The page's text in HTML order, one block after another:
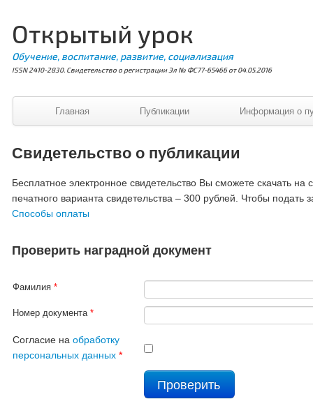
Открытый урок
Обучение, воспитание, развитие, социализация
ISSN 2410-2830. Свидетельство о регистрации Эл № ФС77-65466 от 04.05.2016
Главная Публикации Информация о
Свидетельство о публикации
Бесплатное электронное свидетельство Вы сможете скачать на
печатного варианта свидетельства – 300 рублей. Чтобы подать
Способы оплаты
Проверить наградной документ
Фамилия*
Номер документа*
Согласие наобработку
персональных данных *